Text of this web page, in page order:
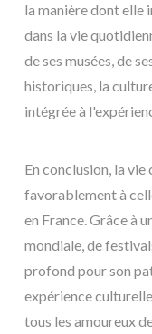
la manière dont
dans la vie
de ses musées, de
historiques, la
intégrée à
En conclusion, la
favorablement à
en France. Grâce à
mondiale, de
profond pour son
expérience
tous les amoureux